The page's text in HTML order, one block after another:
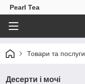
Pearl Tea
Товари та послуги
Десерти і мочі